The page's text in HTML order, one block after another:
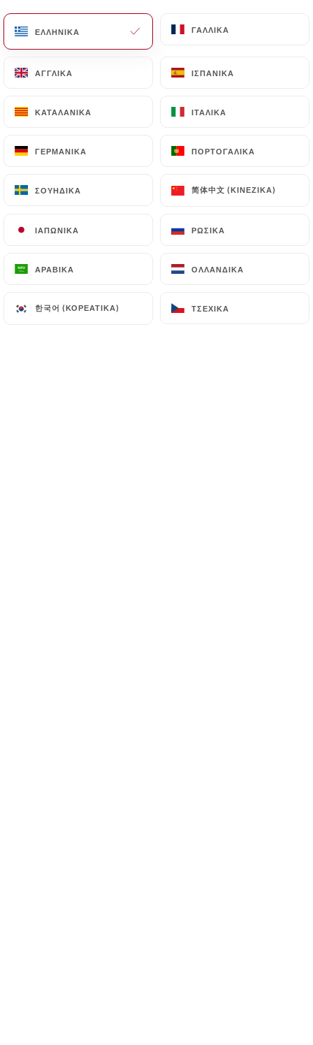
ΕΛΛΗΝΙΚΆ ΓΑΛΛΙΚΆ
ΑΓΓΛΙΚΆ ΙΣΠΑΝΙΚΆ
ΚΑΤΑΛΑΝΙΚΆ ΙΤΑΛΙΚΆ
ΓΕΡΜΑΝΙΚΆ ΠΟΡΤΟΓΑΛΙΚΆ
ΣΟΥΗΔΙΚΆ 简体中文 (ΚΙΝΈΖΙΚΑ)
ΙΑΠΩΝΙΚΆ ΡΩΣΙΚΆ
ΑΡΑΒΙΚΆ ΟΛΛΑΝΔΙΚΆ
한국어 (ΚΟΡΕΆΤΙΚΑ) ΤΣΈΧΙΚΑ
ΕΛΛΗΝΙΚΆ ΓΑΛΛΙΚΆ
ΑΓΓΛΙΚΆ ΙΣΠΑΝΙΚΆ
ΚΑΤΑΛΑΝΙΚΆ ΙΤΑΛΙΚΆ
ΓΕΡΜΑΝΙΚΆ ΠΟΡΤΟΓΑΛΙΚΆ
ΣΟΥΗΔΙΚΆ 简体中文 (ΚΙΝΈΖΙΚΑ)
ΙΑΠΩΝΙΚΆ ΡΩΣΙΚΆ
ΑΡΑΒΙΚΆ ΟΛΛΑΝΔΙΚΆ
한국어 (ΚΟΡΕΆΤΙΚΑ) ΤΣΈΧΙΚΑ